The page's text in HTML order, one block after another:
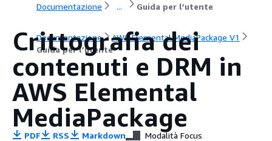
Documentazione ... Guida per l’utente
Documentazione
AWS Elemental MediaPackage V1
Guida per l’utente
Crittografia dei
contenuti e DRM in
AWS Elemental
MediaPackage
PDF RSS Markdown Modalità Focus